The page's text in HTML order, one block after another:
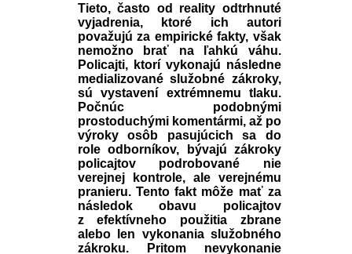
Tieto, často od reality odtrhnuté
vyjadrenia, ktoré ich autori
považujú za empirické fakty, však
nemožno brať na ľahkú váhu.
Policajti, ktorí vykonajú následne
medializované služobné zákroky,
sú vystavení extrémnemu tlaku.
Počnúc podobnými
prostoduchými komentármi, až po
výroky osôb pasujúcich sa do
role odborníkov, bývajú zákroky
policajtov podrobované nie
verejnej kontrole, ale verejnému
pranieru. Tento fakt môže mať za
následok obavu policajtov
z efektívneho použitia zbrane
alebo len vykonania služobného
zákroku. Pritom nevykonanie